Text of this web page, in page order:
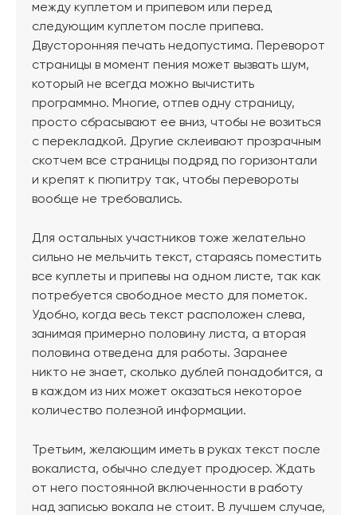
между куплетом и припевом или перед
следующим куплетом после припева.
Двусторонняя печать недопустима. Переворот
страницы в момент пения может вызвать шум,
который не всегда можно вычистить
программно. Многие, отпев одну страницу,
просто сбрасывают ее вниз, чтобы не возиться
с перекладкой. Другие склеивают прозрачным
скотчем все страницы подряд по горизонтали
и крепят к пюпитру так, чтобы перевороты
вообще не требовались.
Для остальных участников тоже желательно
сильно не мельчить текст, стараясь поместить
все куплеты и припевы на одном листе, так как
потребуется свободное место для пометок.
Удобно, когда весь текст расположен слева,
занимая примерно половину листа, а вторая
половина отведена для работы. Заранее
никто не знает, сколько дублей понадобится, а
в каждом из них может оказаться некоторое
количество полезной информации.
Третьим, желающим иметь в руках текст после
вокалиста, обычно следует продюсер. Ждать
от него постоянной включенности в работу
над записью вокала не стоит. В лучшем случае,